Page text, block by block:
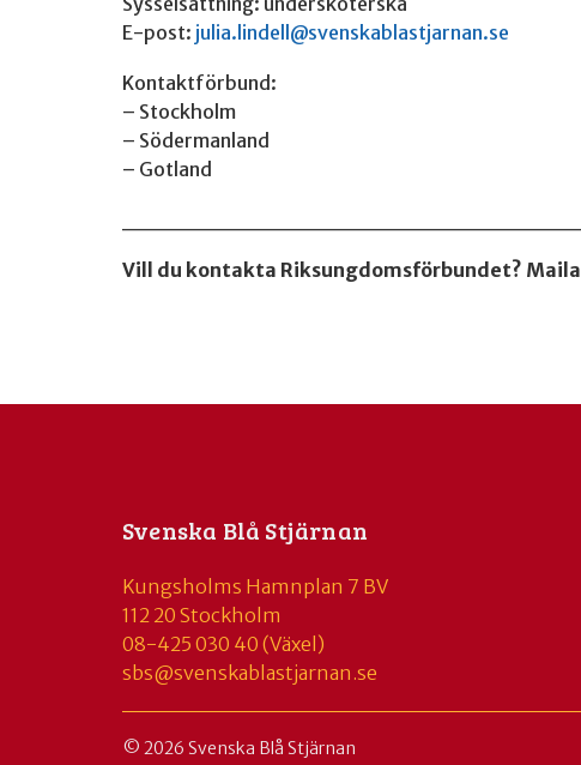
E-post: julia.lindell@svenskablastjarnan.se
Kontaktförbund:
– Stockholm
– Södermanland
– Gotland
Vill du kontakta Riksungdomsförbundet? Maila
Svenska Blå Stjärnan
Kungsholms Hamnplan 7 BV
112 20 Stockholm
08-425 030 40 (Växel)
sbs@svenskablastjarnan.se
© 2026 Svenska Blå Stjärnan